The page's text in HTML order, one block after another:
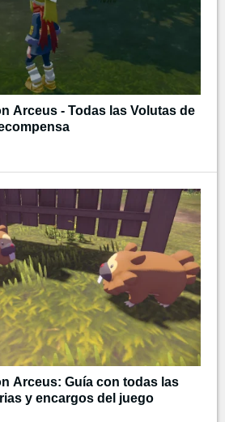
Arceus - Todas las Volutas de
Arceus: Guía con todas las
y encargos del juego